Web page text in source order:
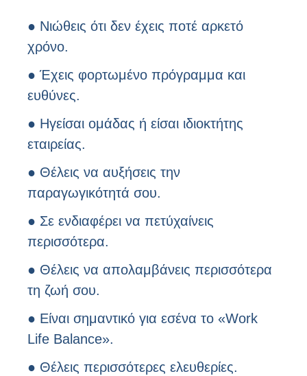
● Νιώθεις ότι δεν έχεις ποτέ αρκετό
χρόνο.
● Έχεις φορτωμένο πρόγραμμα και
ευθύνες.
● Hγείσαι ομάδας ή είσαι ιδιοκτήτης
εταιρείας.
● Θέλεις να αυξήσεις την
παραγωγικότητά σου.
● Σε ενδιαφέρει να πετύχαίνεις
περισσότερα.
● Θέλεις να απολαμβάνεις περισσότερα
τη ζωή σου.
● Είναι σημαντικό για εσένα το «Work
Life Balance».
● Θέλεις περισσότερες ελευθερίες.